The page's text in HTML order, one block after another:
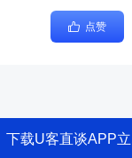
点赞
下载U客直谈APP